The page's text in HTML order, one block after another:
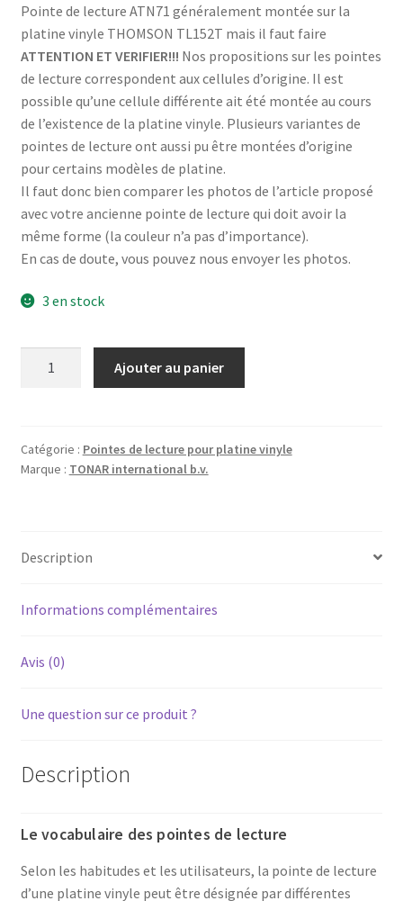
Pointe de lecture ATN71 généralement montée sur la
platine vinyle THOMSON TL152T mais il faut faire
ATTENTION ET VERIFIER!!! Nos propositions sur les pointes
de lecture correspondent aux cellules d’origine. Il est
possible qu’une cellule différente ait été montée au cours
de l’existence de la platine vinyle. Plusieurs variantes de
pointes de lecture ont aussi pu être montées d’origine
pour certains modèles de platine.
Il faut donc bien comparer les photos de l’article proposé
avec votre ancienne pointe de lecture qui doit avoir la
même forme (la couleur n’a pas d’importance).
En cas de doute, vous pouvez nous envoyer les photos.
3 en stock
152T
-
lecture
71
vinyle
disque
Ajouter au panier
Catégorie : Pointes de lecture pour platine vinyle
Marque : TONAR international b.v.
Description
Informations complémentaires
Avis (0)
Une question sur ce produit ?
Description
Le vocabulaire des pointes de lecture
Selon les habitudes et les utilisateurs, la pointe de lecture
d’une platine vinyle peut être désignée par différentes